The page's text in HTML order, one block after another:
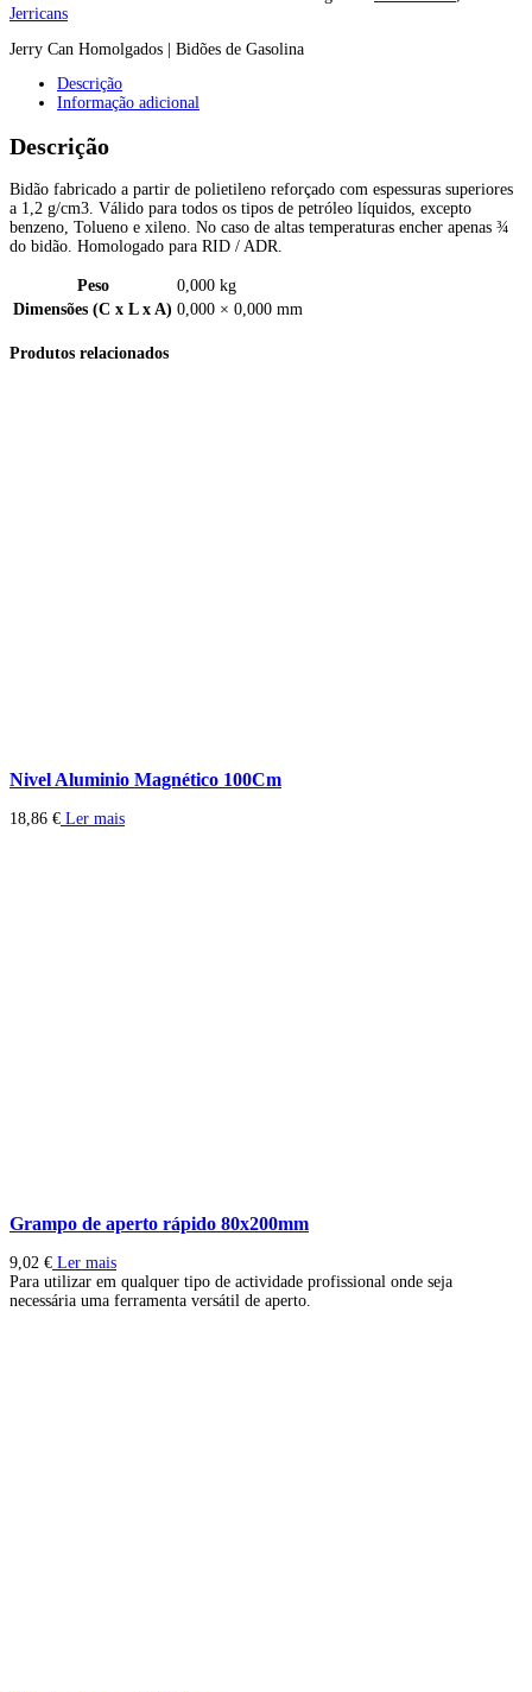
Jerricans
Jerry Can Homolgados | Bidões de Gasolina
Descrição
Informação adicional
Descrição
Bidão fabricado a partir de polietileno reforçado com espessuras superiores
a 1,2 g/cm3. Válido para todos os tipos de petróleo líquidos, excepto
benzeno, Tolueno e xileno. No caso de altas temperaturas encher apenas ¾
do bidão. Homologado para RID / ADR.
Peso
0,000 kg
Dimensões (C x L x A) 0,000 × 0,000 mm
Produtos relacionados
Nivel Aluminio Magnético 100Cm
18,86 € Ler mais
Grampo de aperto rápido 80x200mm
9,02 € Ler mais
Para utilizar em qualquer tipo de actividade profissional onde seja
necessária uma ferramenta versátil de aperto.